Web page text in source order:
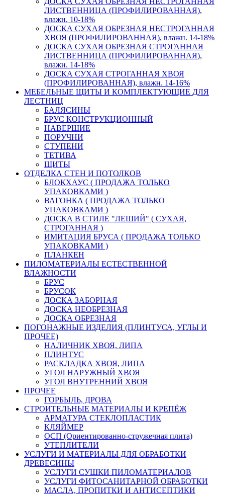
ЛИСТВЕННИЦА (ПРОФИЛИРОВАННАЯ),
влажн. 10-18%
ДОСКА СУХАЯ ОБРЕЗНАЯ НЕСТРОГАННАЯ
ХВОЯ (ПРОФИЛИРОВАННАЯ), влажн. 14-18%
ДОСКА СУХАЯ ОБРЕЗНАЯ СТРОГАННАЯ
ЛИСТВЕННИЦА (ПРОФИЛИРОВАННАЯ),
влажн. 14-18%
ДОСКА СУХАЯ СТРОГАННАЯ ХВОЯ
(ПРОФИЛИРОВАННАЯ), влажн. 14-16%
МЕБЕЛЬНЫЕ ЩИТЫ И КОМПЛЕКТУЮЩИЕ ДЛЯ
ЛЕСТНИЦ
БАЛЯСИНЫ
БРУС КОНСТРУКЦИОННЫЙ
НАВЕРШИЕ
ПОРУЧНИ
СТУПЕНИ
ТЕТИВА
ЩИТЫ
ОТДЕЛКА СТЕН И ПОТОЛКОВ
БЛОКХАУС ( ПРОДАЖА ТОЛЬКО
УПАКОВКАМИ )
ВАГОНКА ( ПРОДАЖА ТОЛЬКО
УПАКОВКАМИ )
ДОСКА В СТИЛЕ "ЛЕШИЙ" ( СУХАЯ,
СТРОГАННАЯ )
ИМИТАЦИЯ БРУСА ( ПРОДАЖА ТОЛЬКО
УПАКОВКАМИ )
ПЛАНКЕН
ПИЛОМАТЕРИАЛЫ ЕСТЕСТВЕННОЙ
ВЛАЖНОСТИ
БРУС
БРУСОК
ДОСКА ЗАБОРНАЯ
ДОСКА НЕОБРЕЗНАЯ
ДОСКА ОБРЕЗНАЯ
ПОГОНАЖНЫЕ ИЗДЕЛИЯ (ПЛИНТУСА, УГЛЫ И
ПРОЧЕЕ)
НАЛИЧНИК ХВОЯ, ЛИПА
ПЛИНТУС
РАСКЛАДКА ХВОЯ, ЛИПА
УГОЛ НАРУЖНЫЙ ХВОЯ
УГОЛ ВНУТРЕННИЙ ХВОЯ
ПРОЧЕЕ
ГОРБЫЛЬ, ДРОВА
СТРОИТЕЛЬНЫЕ МАТЕРИАЛЫ И КРЕПЁЖ
АРМАТУРА СТЕКЛОПЛАСТИК
КЛЯЙМЕР
ОСП (Ориентированно-стружечная плита)
УТЕПЛИТЕЛИ
УСЛУГИ И МАТЕРИАЛЫ ДЛЯ ОБРАБОТКИ
ДРЕВЕСИНЫ
УСЛУГИ СУШКИ ПИЛОМАТЕРИАЛОВ
УСЛУГИ ФИТОСАНИТАРНОЙ ОБРАБОТКИ
МАСЛА, ПРОПИТКИ И АНТИСЕПТИКИ